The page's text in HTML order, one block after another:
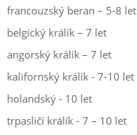
francouzský beran – 5-8 let
belgický králík – 7 let
angorský králík – 7 let
kalifornský králík - 7-10 let
holandský - 10 let
trpasličí králík - 7 – 10 let